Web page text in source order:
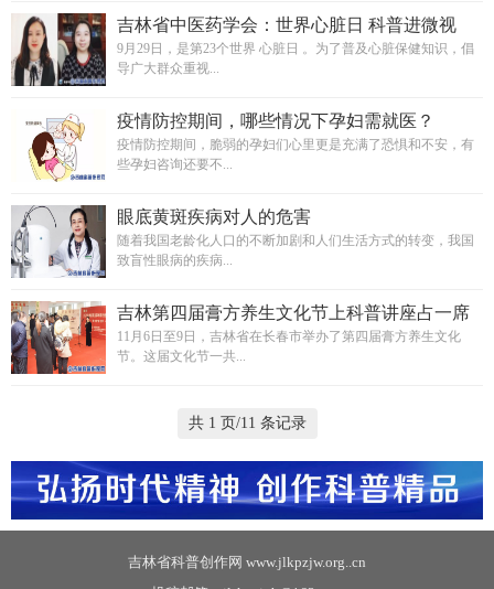
吉林省中医药学会：世界心脏日 科普进微视
9月29日，是第23个世界 心脏日 。为了普及心脏保健知识，倡
导广大群众重视...
疫情防控期间，哪些情况下孕妇需就医？
疫情防控期间，脆弱的孕妇们心里更是充满了恐惧和不安，有
些孕妇咨询还要不...
眼底黄斑疾病对人的危害
随着我国老龄化人口的不断加剧和人们生活方式的转变，我国
致盲性眼病的疾病...
吉林第四届膏方养生文化节上科普讲座占一席
之地
11月6日至9日，吉林省在长春市举办了第四届膏方养生文化
节。这届文化节一共...
共 1 页/11 条记录
吉林省科普创作网 www.jlkpzjw.org..cn